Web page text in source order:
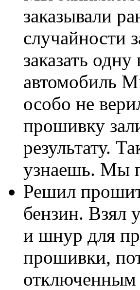
заказывали
случайности
заказать
автомобиль
особо не
прошивку
результату.
узнаешь. Мы
Решил
бензин. Взял
и шнур для
прошивки,
отключенным